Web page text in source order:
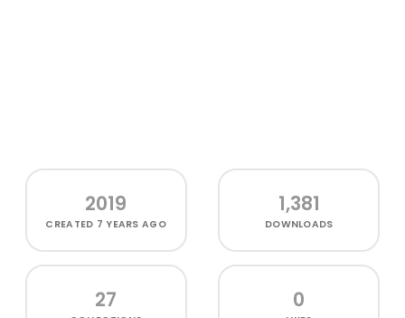
2019
CREATED 7 YEARS AGO
1,381
DOWNLOADS
27 0